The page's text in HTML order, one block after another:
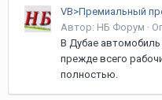
Автор: НБ Форум ·
В Дубае
прежде всего
полностью.